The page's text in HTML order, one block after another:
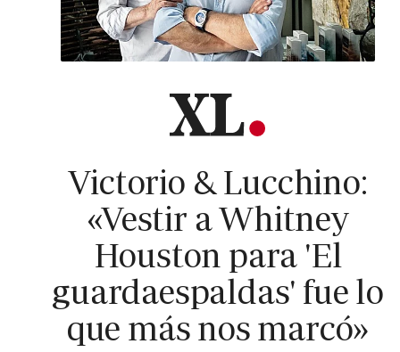
Victorio & Lucchino:
«Vestir a Whitney
Houston para 'El
guardaespaldas' fue lo
que más nos marcó»